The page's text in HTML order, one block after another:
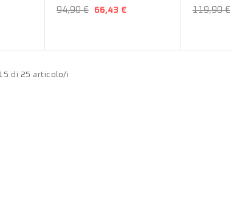
94,90 € 66,43 € 119,90 €
di 25 articolo/i